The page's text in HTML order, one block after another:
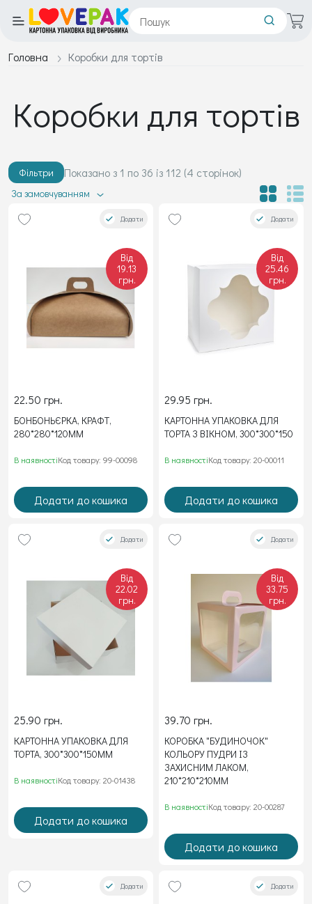
Головна Коробки для тортів
Коробки для тортів
Фільтри Показано з 1 по 36 із 112 (4 сторінок)
За замовчуванням
Додати
Від
19.13
грн.
22.50 грн.
БОНБОНЬЄРКА, КРАФТ,
280*280*120ММ
В наявностіКод товару: 99-00098
Додати до кошика
Додати
Від
25.46
грн.
29.95 грн.
КАРТОННА УПАКОВКА ДЛЯ
ТОРТА З ВІКНОМ, 300*300*150
В наявностіКод товару: 20-00011
Додати до кошика
Додати
Від
22.02
грн.
25.90 грн.
КАРТОННА УПАКОВКА ДЛЯ
ТОРТА, 300*300*150ММ
В наявностіКод товару: 20-01438
Додати до кошика
Додати
Від
33.75
грн.
39.70 грн.
КОРОБКА "БУДИНОЧОК"
КОЛЬОРУ ПУДРИ ІЗ
ЗАХИСНИМ ЛАКОМ,
210*210*210ММ
В наявностіКод товару: 20-00287
Додати до кошика
Додати Додати